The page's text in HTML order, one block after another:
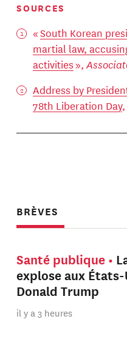
SOURCES
«South Korean
martial law,
activities»,
Address by
78th Liberation Day,
BRÈVES
Santé publique
explose aux
Donald Trump
il y a 3 heures